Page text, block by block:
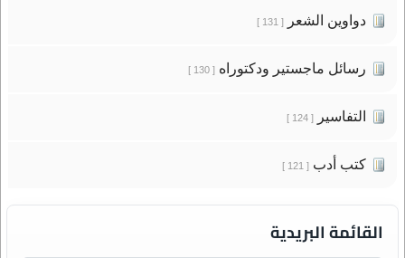
دواوين الشعر[ 131 ]
رسائل ماجستير ودكتوراه[ 130 ]
التفاسير[ 124 ]
كتب أدب[ 121 ]
القائمة البريدية